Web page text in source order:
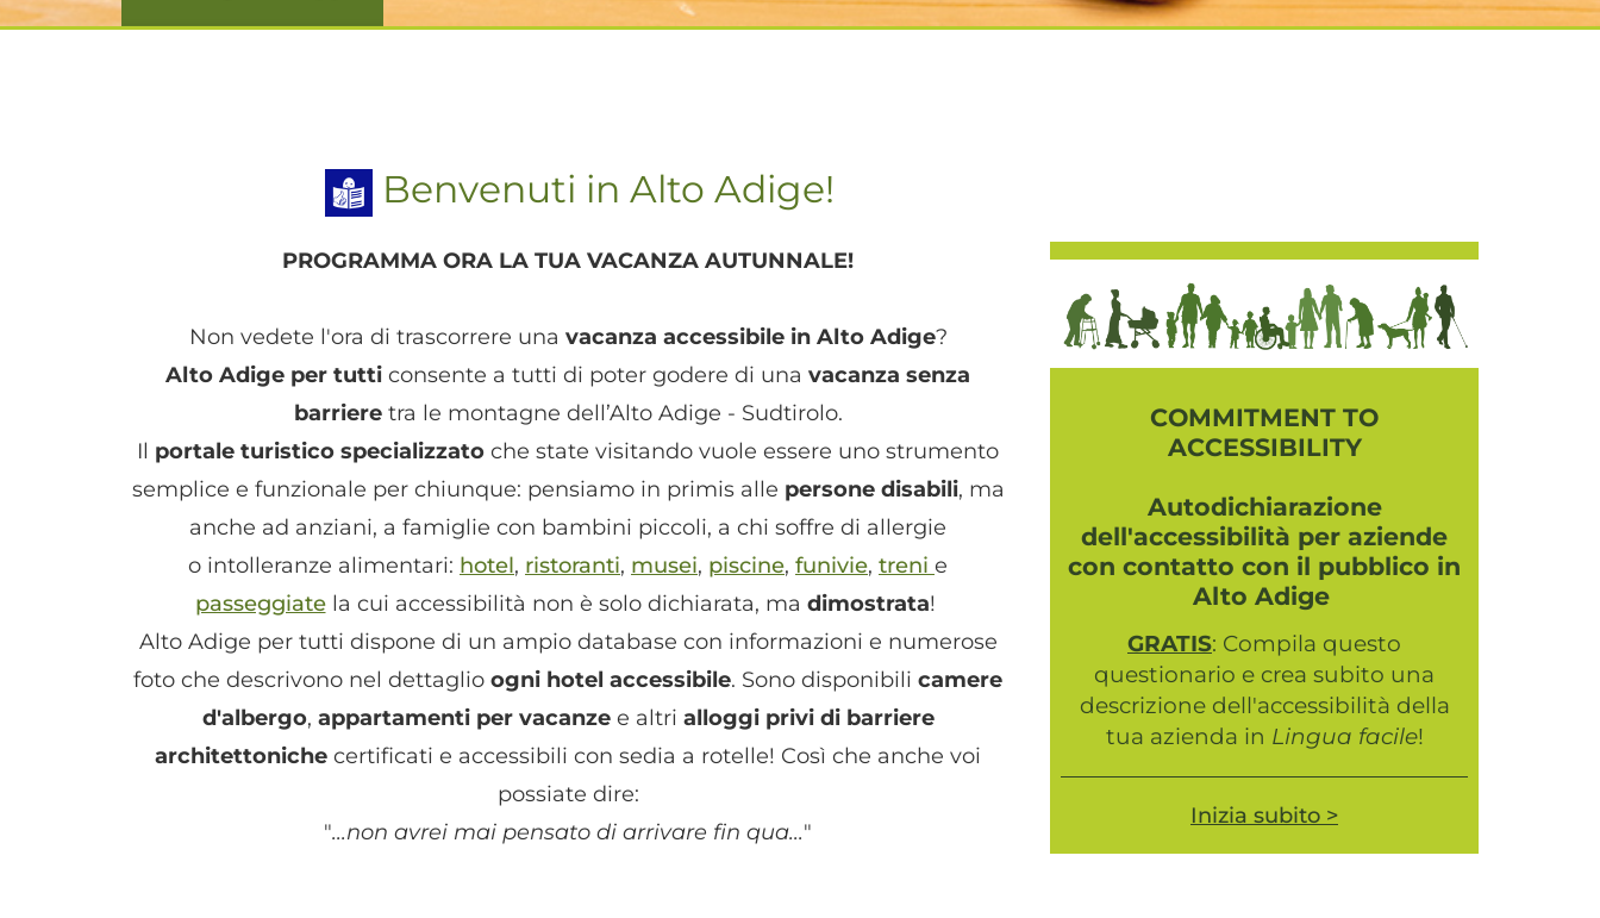
Benvenuti in Alto Adige!
PROGRAMMA ORA LA TUA VACANZA AUTUNNALE!
Non vedete l'ora di trascorrere una vacanza accessibile in Alto Adige?
Alto Adige per tutti consente a tutti di poter godere di una vacanza senza
barrieretra le montagne dell’Alto Adige - Sudtirolo.
Il portale turistico specializzato che state visitando vuole essere uno strumento
semplice e funzionale per chiunque: pensiamo in primis alle persone disabili, ma
anche ad anziani, a famiglie con bambini piccoli, a chi soffre di allergie
o intolleranze alimentari: hotel, ristoranti, musei, piscine, funivie, treni e
passeggiatela cui accessibilità non è solo dichiarata, ma dimostrata!
Alto Adige per tutti dispone di un ampio database con informazioni e numerose
foto che descrivono nel dettaglio ogni hotel accessibile. Sono disponibili camere
d'albergo, appartamenti per vacanzee altri alloggi privi di barriere
architettoniche certificati e accessibili con sedia a rotelle! Così che anche voi
possiate dire:
"...non avrei mai pensato di arrivare fin qua..."
COMMITMENT TO
ACCESSIBILITY
Autodichiarazione
dell'accessibilità per aziende
con contatto con il pubblico in
Alto Adige
GRATIS: Compila questo
questionario e crea subito una
descrizione dell'accessibilità della
tua azienda in Lingua facile!
Inizia subito >